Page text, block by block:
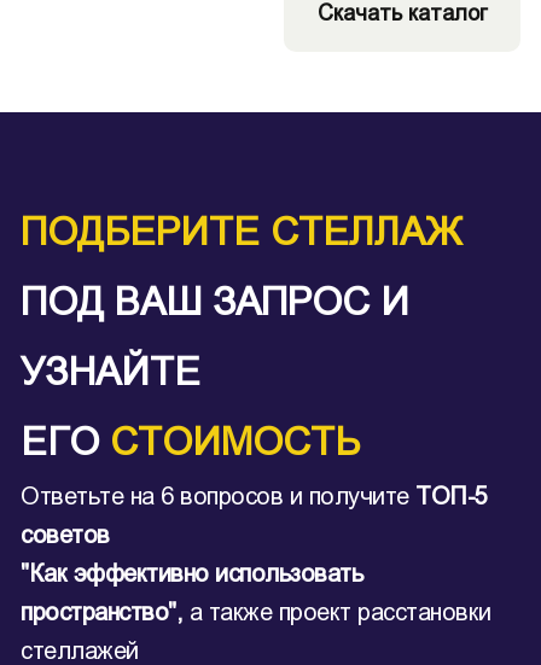
Скачать каталог
ПОДБЕРИТЕ СТЕЛЛАЖ
ПОД ВАШ ЗАПРОС И
УЗНАЙТЕ
ЕГО СТОИМОСТЬ
Ответьте на 6 вопросов и получите ТОП-5
советов
"Как эффективно использовать
пространство", а также проект расстановки
стеллажей